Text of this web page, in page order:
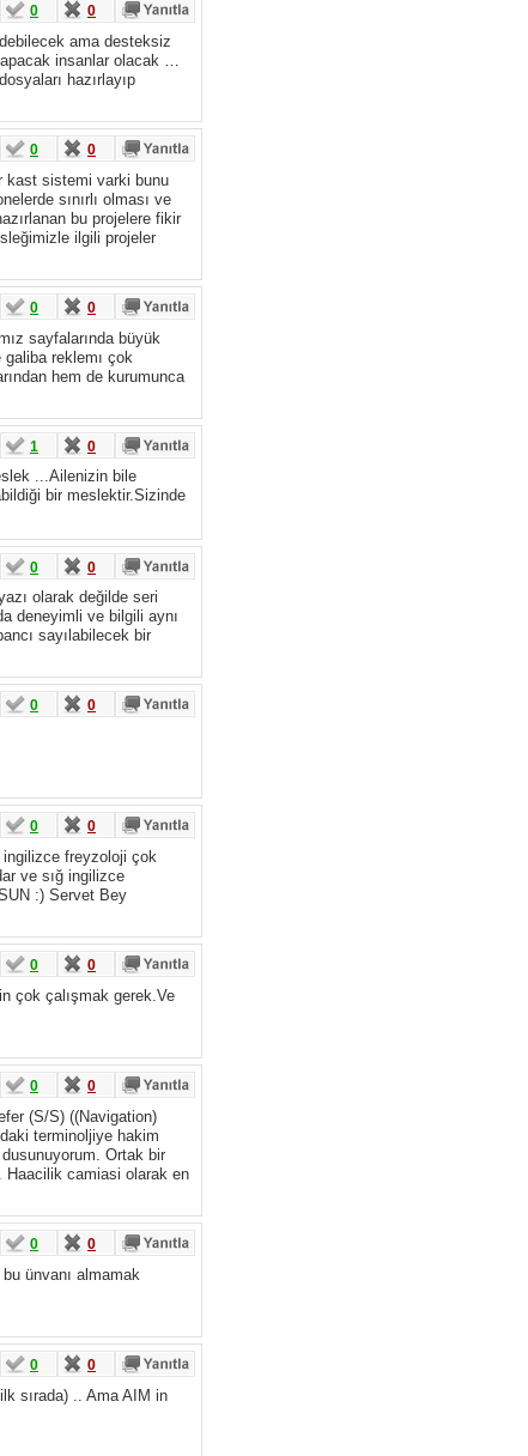
ama desteksiz
insanlar olacak …
hazırlayıp
0 0
kast sistemi varki bunu
sınırlı olması ve
bu projelere fikir
ilgili projeler
0 0
sayfalarında büyük
reklemı çok
hem de kurumunca
0 0
...Ailenizin bile
bir meslektir.Sizinde
1 0
olarak değilde seri
deneyimli ve bilgili aynı
sayılabilecek bir
0 0
0 0
ingilizce freyzoloji çok
ve sığ ingilizce
:) Servet Bey
0 0
çok çalışmak gerek.Ve
0 0
(S/S) ((Navigation)
terminoljiye hakim
Ortak bir
Haacilik camiasi olarak en
0 0
ünvanı almamak
0 0
sırada) .. Ama AIM in
0 0